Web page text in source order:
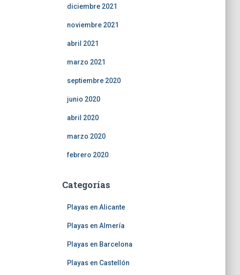
diciembre 2021
noviembre 2021
abril 2021
marzo 2021
septiembre 2020
junio 2020
abril 2020
marzo 2020
febrero 2020
Categorías
Playas en Alicante
Playas en Almería
Playas en Barcelona
Playas en Castellón